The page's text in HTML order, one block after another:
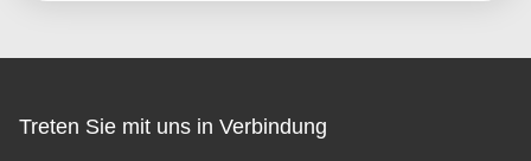
Treten Sie mit uns in Verbindung